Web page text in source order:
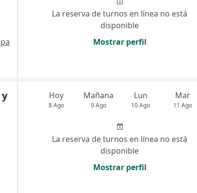
La reserva de turnos en línea no está
disponible
Mostrar perfil
Hoy
8 Ago
Mañana
9 Ago
Lun
10 Ago
Mar
11 Ago
La reserva de turnos en línea no está
disponible
Mostrar perfil